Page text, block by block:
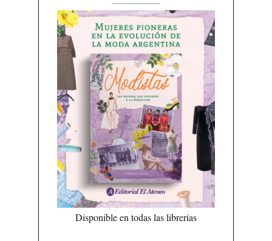
Disponible en todas las librerías